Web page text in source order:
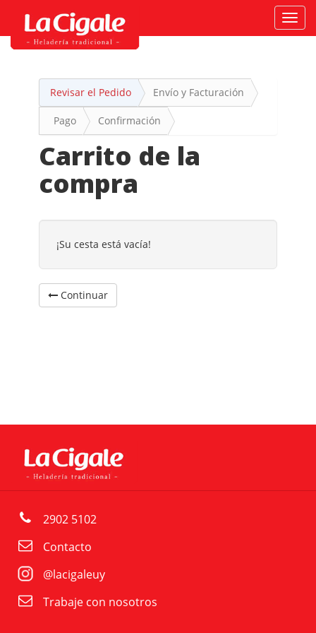
Revisar el Pedido Envío y Facturación
Pago Confirmación
Carrito de la
compra
¡Su cesta está vacía!
Continuar
2902 5102
Contacto
@lacigaleuy
Trabaje con nosotros